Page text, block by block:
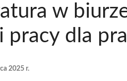
w
pracy dla
2025 r.